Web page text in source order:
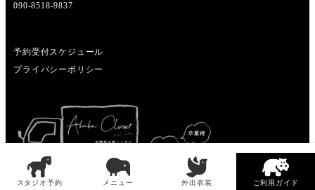
090-8518-9837
予約受付スケジュール
プライバシーポリシー
スタジオ予約 メニュー 外出衣装 ご利用ガイド